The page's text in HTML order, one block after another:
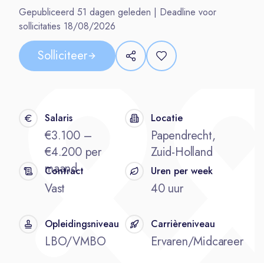
Gepubliceerd 51 dagen geleden | Deadline voor
sollicitaties 18/08/2026
Solliciteer
Salaris
€3.100 –
€4.200 per
maand
Locatie
Papendrecht,
Zuid-Holland
Contract
Vast
Uren per week
40 uur
Opleidingsniveau
LBO/VMBO
Carrièreniveau
Ervaren/Midcareer